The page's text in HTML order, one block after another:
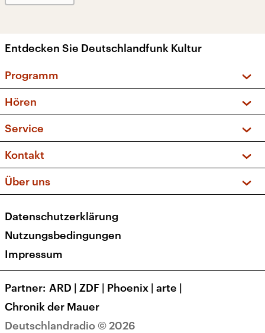
Entdecken Sie Deutschlandfunk Kultur
Programm
Sendungen und Podcasts
Musikliste
Kakadu – Das Kinderprogramm
Hören
Frequenzen (UKW + DAB+)
Service
FAQ
Apps
Newsletter
Veranstaltungen
Kontakt
Social Media
Über uns
Presse
Karriere
Transparenz
Deutschlandradio © 2026
Datenschutzerklärung
Nutzungsbedingungen
Impressum
Partner ARD | ZDF | Phoenix | arte |
Chronik der Mauer